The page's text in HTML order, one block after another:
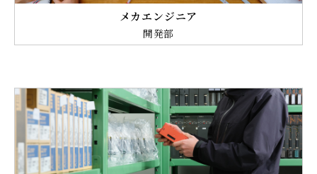
メカエンジニア
開発部